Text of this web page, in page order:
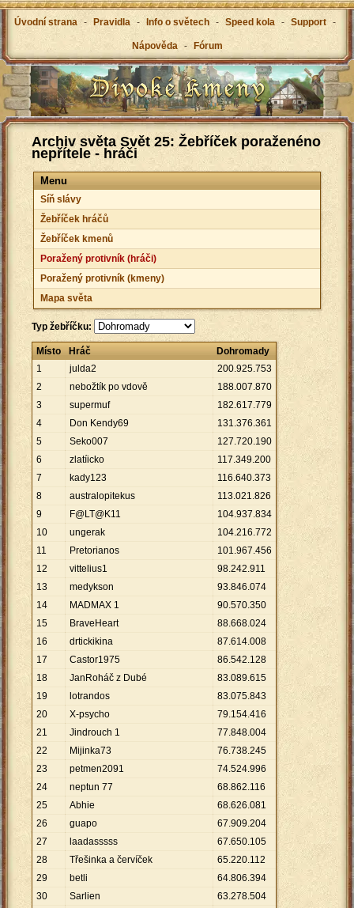
Úvodní strana - Pravidla - Info o světech - Speed kola - Support -
Nápověda - Fórum
Archiv světa Svět 25: Žebříček poraženéno
nepřítele - hráči
Menu
Síň slávy
Žebříček hráčů
Žebříček kmenů
Poražený protivník (hráči)
Poražený protivník (kmeny)
Mapa světa
Typ žebříčku:
Místo Hráč
Dohromady
1
julda2 200.925.753
2
nebožtík po vdově 188.007.870
3
supermuf 182.617.779
4
Don Kendy69 131.376.361
5
Seko007 127.720.190
6
zlatíicko 117.349.200
7
kady123 116.640.373
8
australopitekus 113.021.826
9
F@LT@K11 104.937.834
10
ungerak 104.216.772
11
Pretorianos 101.967.456
12
vittelius1 98.242.911
13
medykson 93.846.074
14
MADMAX 1 90.570.350
15
BraveHeart 88.668.024
16
drtickikina 87.614.008
17
Castor1975 86.542.128
18
JanRoháč z Dubé 83.089.615
19
lotrandos 83.075.843
20
X-psycho 79.154.416
21
Jindrouch 1 77.848.004
22
Mijinka73 76.738.245
23
petmen2091 74.524.996
24
neptun 77 68.862.116
25
Abhie 68.626.081
26
guapo 67.909.204
27
laadasssss 67.650.105
28
Třešinka a červíček 65.220.112
29
betli 64.806.394
30
Sarlien 63.278.504